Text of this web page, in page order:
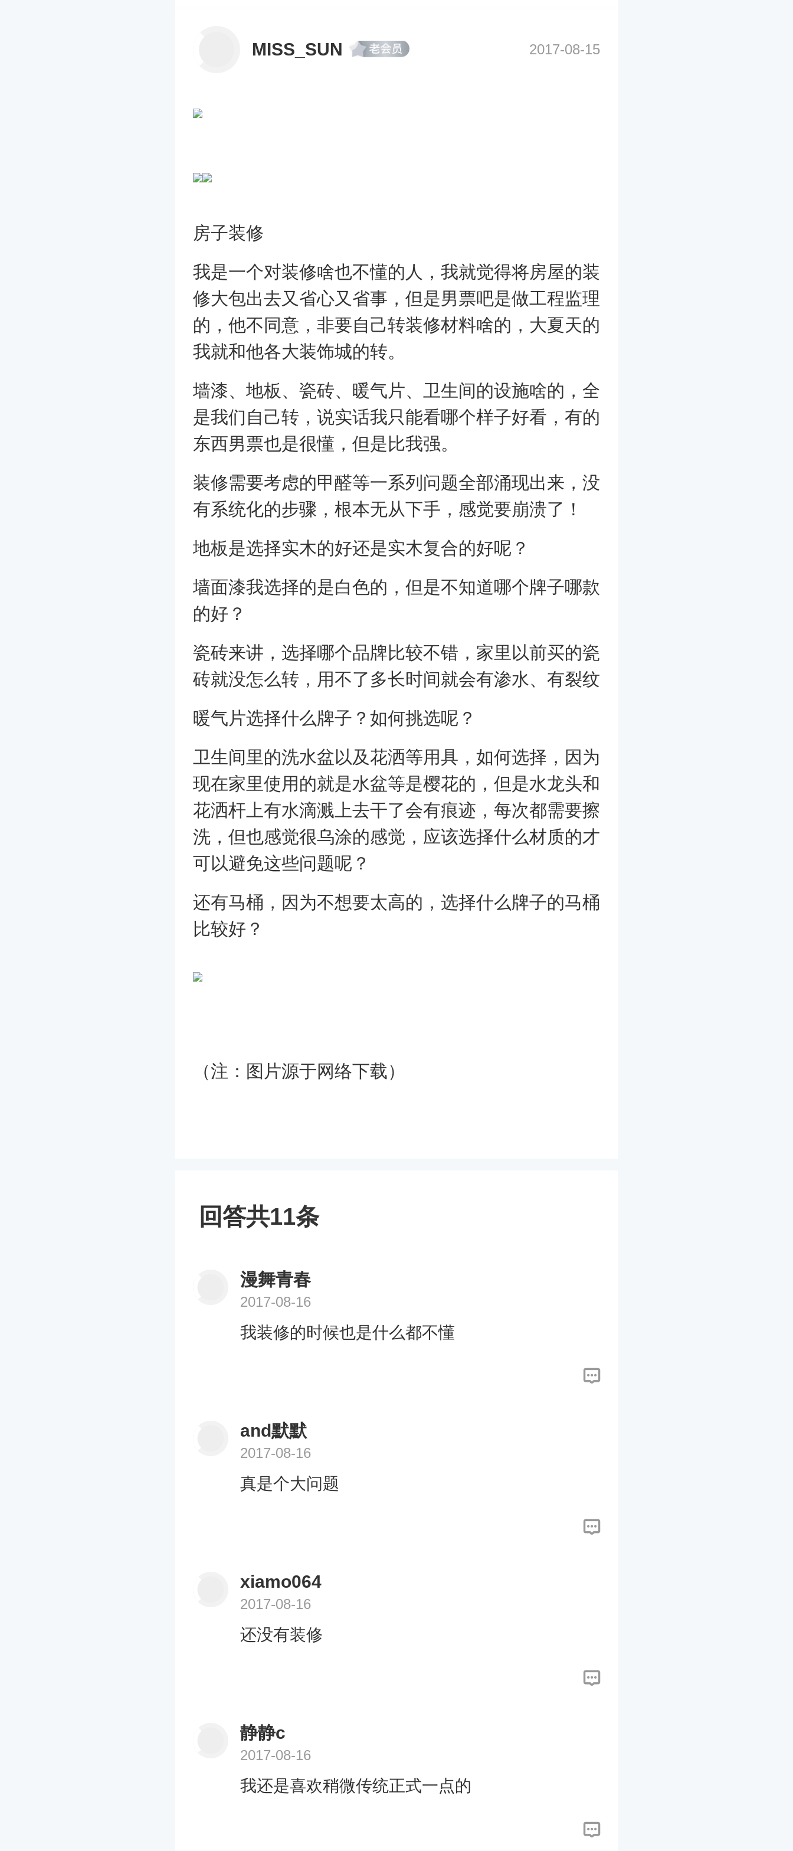
MISS_SUN 2017-08-15
房子装修
我是一个对装修啥也不懂的人，我就觉得将房屋的装
修大包出去又省心又省事，但是男票吧是做工程监理
的，他不同意，非要自己转装修材料啥的，大夏天的
我就和他各大装饰城的转。
墙漆、地板、瓷砖、暖气片、卫生间的设施啥的，全
是我们自己转，说实话我只能看哪个样子好看，有的
东西男票也是很懂，但是比我强。
装修需要考虑的甲醛等一系列问题全部涌现出来，没
有系统化的步骤，根本无从下手，感觉要崩溃了！
地板是选择实木的好还是实木复合的好呢？
墙面漆我选择的是白色的，但是不知道哪个牌子哪款
的好？
瓷砖来讲，选择哪个品牌比较不错，家里以前买的瓷
砖就没怎么转，用不了多长时间就会有渗水、有裂纹
暖气片选择什么牌子？如何挑选呢？
卫生间里的洗水盆以及花洒等用具，如何选择，因为
现在家里使用的就是水盆等是樱花的，但是水龙头和
花洒杆上有水滴溅上去干了会有痕迹，每次都需要擦
洗，但也感觉很乌涂的感觉，应该选择什么材质的才
可以避免这些问题呢？
还有马桶，因为不想要太高的，选择什么牌子的马桶
比较好？
（注：图片源于网络下载）
回答共11条
漫舞青春
2017-08-16
我装修的时候也是什么都不懂
and默默
2017-08-16
真是个大问题
xiamo064
2017-08-16
还没有装修
静静c
2017-08-16
我还是喜欢稍微传统正式一点的